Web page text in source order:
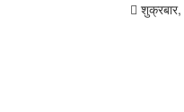
शुक्रबार,